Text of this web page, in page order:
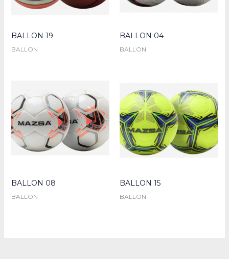
BALLON 19
BALLON
BALLON 04
BALLON
BALLON 08
BALLON
BALLON 15
BALLON